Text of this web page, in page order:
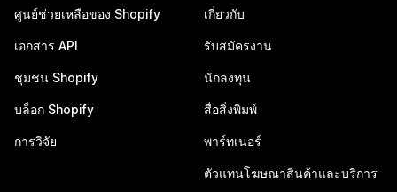
ศูนย์ช่วยเหลือของ Shopify
เอกสาร API
ชุมชน Shopify
บล็อก Shopify
การวิจัย
เกี่ยวกับ
รับสมัครงาน
นักลงทุน
สื่อสิ่งพิมพ์
พาร์ทเนอร์
ตัวแทนโฆษณาสินค้าและบริการ